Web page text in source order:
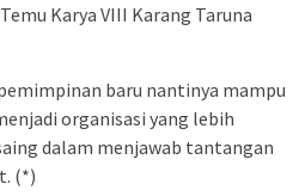
Karya VIII Karang Taruna
baru nantinya mampu
organisasi yang lebih
dalam menjawab tantangan
(*)